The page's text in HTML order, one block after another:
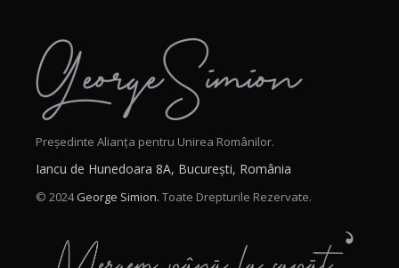
Președinte Alianța pentru Unirea Românilor.
Iancu de Hunedoara 8A, București, România
© 2024George Simion. Toate Drepturile Rezervate.